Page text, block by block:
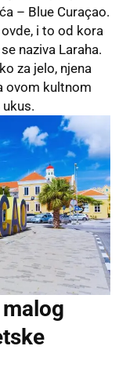
– Blue Curaçao.
i to od kora
naziva Laraha.
za jelo, njena
ovom kultnom